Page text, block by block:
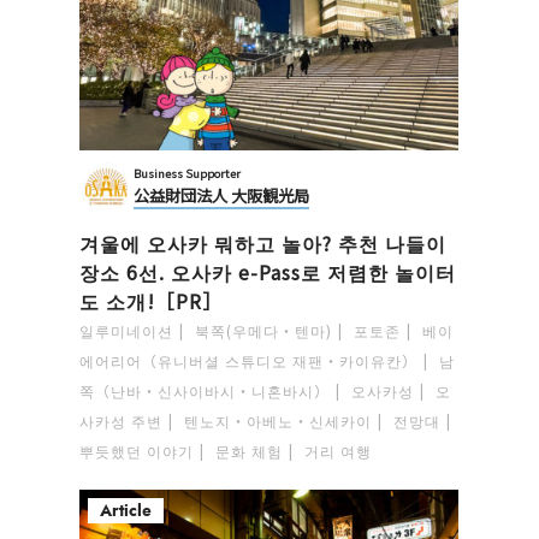
Business Supporter
公益財団法人 大阪観光局
겨울에 오사카 뭐하고 놀아? 추천 나들이
장소 6선. 오사카 e-Pass로 저렴한 놀이터
도 소개!［PR］
일루미네이션 북쪽(우메다・텐마) 포토존
베이
에어리어（유니버셜 스튜디오 재팬・카이유칸）
남
쪽（난바・신사이바시・니혼바시）
오사카성
오
사카성 주변
텐노지・아베노・신세카이
전망대
뿌듯했던 이야기
문화 체험 거리 여행
Article